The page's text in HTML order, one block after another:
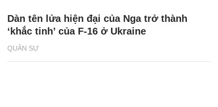
QUÂN SỰ
Dàn tên lửa hiện đại của Nga trở thành
‘khắc tinh’ của F-16 ở Ukraine